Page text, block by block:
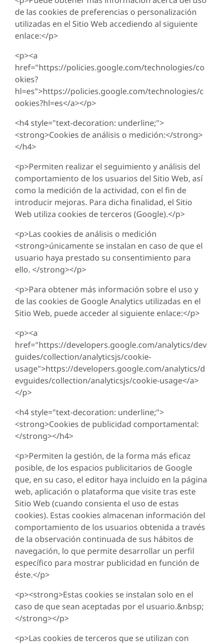
de las cookies de preferencias o personalización
utilizadas en el Sitio Web accediendo al siguiente
enlace:</p>
<p><a
href="https://policies.google.com/technologies/co
okies?
hl=es">https://policies.google.com/technologies/c
ookies?hl=es</a></p>
<h4 style="text-decoration: underline;">
<strong>Cookies de análisis o medición:</strong>
</h4>
<p>Permiten realizar el seguimiento y análisis del
comportamiento de los usuarios del Sitio Web, así
como la medición de la actividad, con el fin de
introducir mejoras. Para dicha finalidad, el Sitio
Web utiliza cookies de terceros (Google).</p>
<p>Las cookies de análisis o medición
<strong>únicamente se instalan en caso de que el
usuario haya prestado su consentimiento para
ello. </strong></p>
<p>Para obtener más información sobre el uso y
de las cookies de Google Analytics utilizadas en el
Sitio Web, puede acceder al siguiente enlace:</p>
<p><a
href="https://developers.google.com/analytics/dev
guides/collection/analyticsjs/cookie-
usage">https://developers.google.com/analytics/d
evguides/collection/analyticsjs/cookie-usage</a>
</p>
<h4 style="text-decoration: underline;">
<strong>Cookies de publicidad comportamental:
</strong></h4>
<p>Permiten la gestión, de la forma más eficaz
posible, de los espacios publicitarios de Google
que, en su caso, el editor haya incluido en la página
web, aplicación o plataforma que visite tras este
Sitio Web (cuando consienta el uso de estas
cookies). Estas cookies almacenan información del
comportamiento de los usuarios obtenida a través
de la observación continuada de sus hábitos de
navegación, lo que permite desarrollar un perfil
específico para mostrar publicidad en función de
éste.</p>
<p><strong>Estas cookies se instalan solo en el
caso de que sean aceptadas por el usuario.&nbsp;
</strong></p>
<p>Las cookies de terceros que se utilizan con